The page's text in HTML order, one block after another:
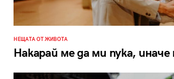
НЕЩАТА ОТ ЖИВОТА
Накарай ме да ми пука,